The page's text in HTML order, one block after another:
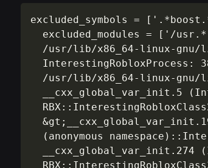
excluded_symbols =
excluded_modules = ['/
/usr/lib/x86_64-linux-gnu/
InterestingRobloxProcess:
/usr/lib/x86_64-linux-gnu/
__cxx_global_var_init.5
(anonymous
__cxx_global_var_init.274